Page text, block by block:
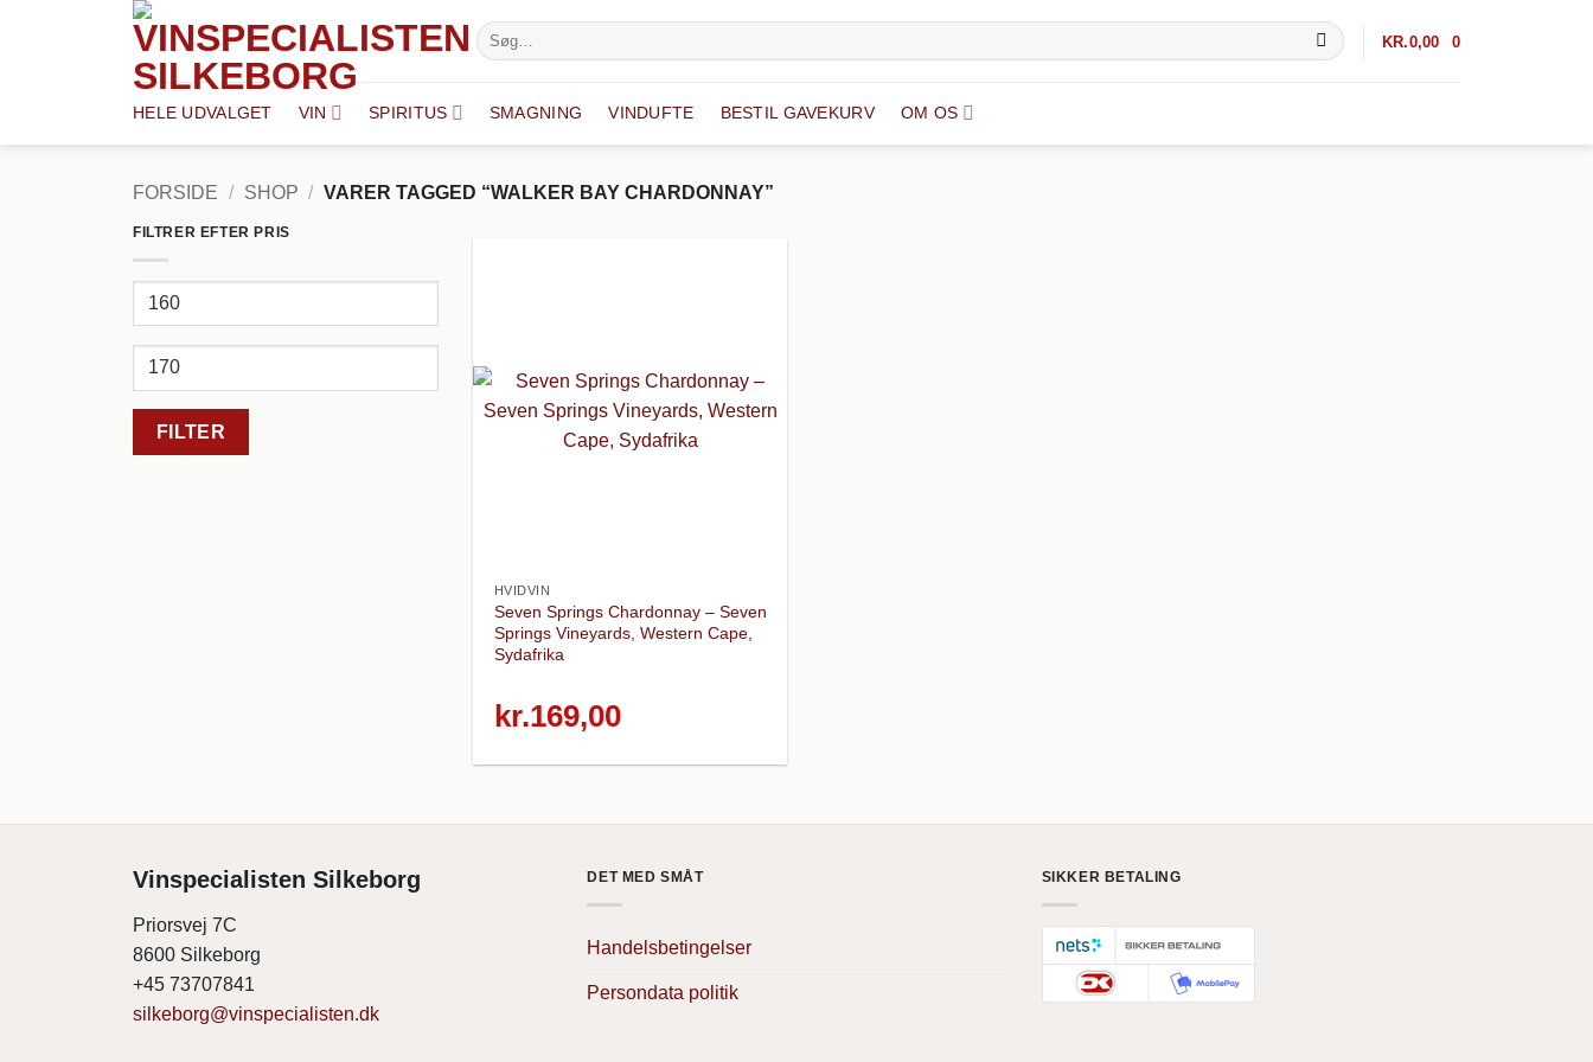
Søg
efter:
KR.0,00 0
HELE UDVALGET VIN SPIRITUS SMAGNING VINDUFTE BESTIL GAVEKURV OM OS
FORSIDE / SHOP / VARER TAGGED “WALKER BAY CHARDONNAY”
FILTRER EFTER PRIS
Mindste
pris
Højeste
FILTER
HVIDVIN
Seven Springs Chardonnay – Seven
Springs Vineyards, Western Cape,
Sydafrika
kr.169,00
Vinspecialisten Silkeborg
Priorsvej 7C
8600 Silkeborg
+45 73707841
silkeborg@vinspecialisten.dk
DET MED SMÅT
Handelsbetingelser
Persondata politik
SIKKER BETALING